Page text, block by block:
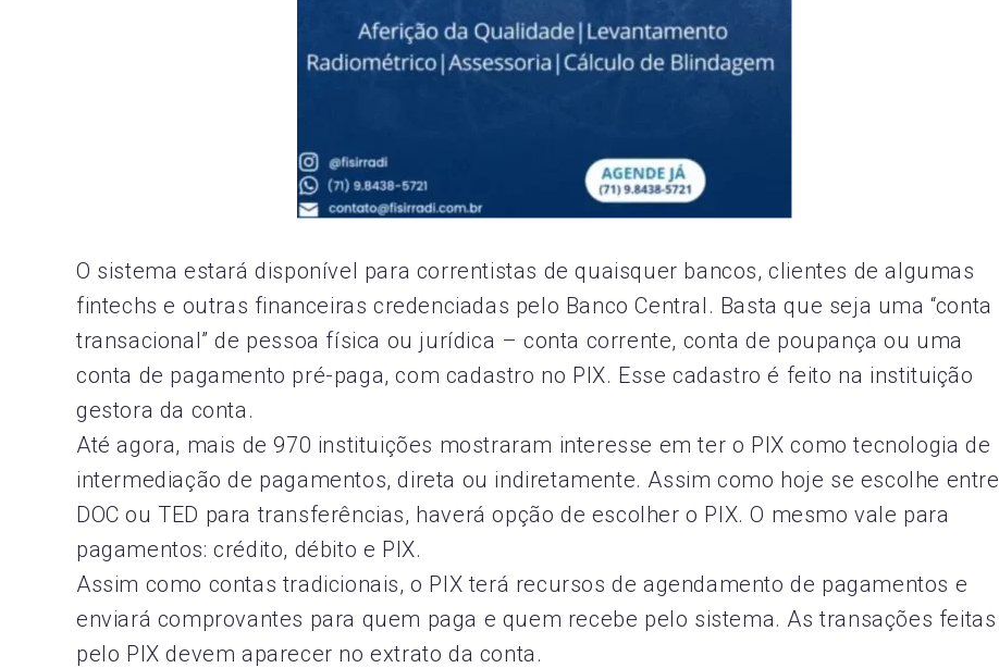
O sistema estará disponível para correntistas de quaisquer bancos, clientes de algumas
fintechs e outras financeiras credenciadas pelo Banco Central. Basta que seja uma “conta
transacional” de pessoa física ou jurídica – conta corrente, conta de poupança ou uma
conta de pagamento pré-paga, com cadastro no PIX. Esse cadastro é feito na instituição
gestora da conta.
Até agora, mais de 970 instituições mostraram interesse em ter o PIX como tecnologia de
intermediação de pagamentos, direta ou indiretamente. Assim como hoje se escolhe entre
DOC ou TED para transferências, haverá opção de escolher o PIX. O mesmo vale para
pagamentos: crédito, débito e PIX.
Assim como contas tradicionais, o PIX terá recursos de agendamento de pagamentos e
enviará comprovantes para quem paga e quem recebe pelo sistema. As transações feitas
pelo PIX devem aparecer no extrato da conta.